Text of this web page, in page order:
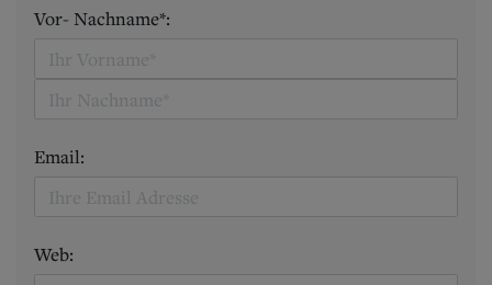
Vor- Nachname*:
Email:
Web: